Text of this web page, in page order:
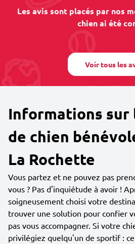
Les avis sont placés par nos
chien ai été
Voir tous les
Informations sur
de chien
La Rochette
Vous partez et ne pouvez pas
vous ? Pas d'inquiétude à avoir !
soigneusement choisi votre
trouver une solution pour confier
pas vous accompagner. Si votre
privilégiez quelqu'un de sportif :